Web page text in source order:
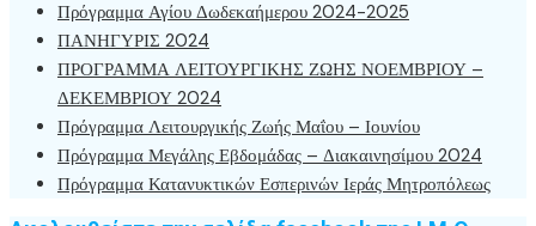
Πρόγραμμα Αγίου Δωδεκαήμερου 2024-2025
ΠΑΝΗΓΥΡΙΣ 2024
ΠΡΟΓΡΑΜΜΑ ΛΕΙΤΟΥΡΓΙΚΗΣ ΖΩΗΣ ΝΟΕΜΒΡΙΟΥ –
ΔΕΚΕΜΒΡΙΟΥ 2024
Πρόγραμμα Λειτουργικής Ζωής Μαΐου – Ιουνίου
Πρόγραμμα Μεγάλης Εβδομάδας – Διακαινησίμου 2024
Πρόγραμμα Κατανυκτικών Εσπερινών Ιεράς Μητροπόλεως